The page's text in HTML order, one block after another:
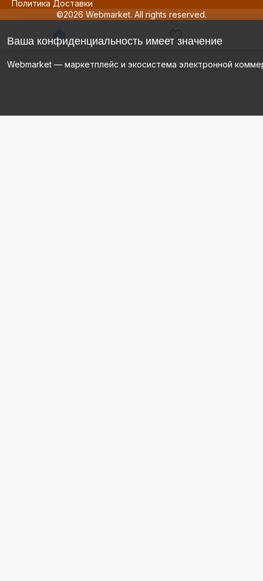
Политика Доставки
©2026 Webmarket. All rights reserved.
Ваша конфиденциальность имеет значение
Webmarket — маркетплейс и экосистема электронной